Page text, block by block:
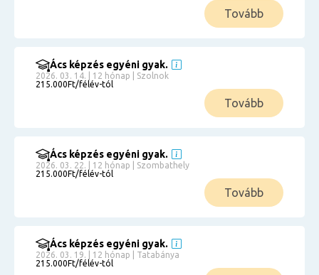
Tovább
Ács képzés egyéni gyak.
2026. 03. 14. | 12 hónap | Szolnok
215.000Ft/félév-tól
Tovább
Ács képzés egyéni gyak.
2026. 03. 22. | 12 hónap | Szombathely
215.000Ft/félév-tól
Tovább
Ács képzés egyéni gyak.
2026. 03. 19. | 12 hónap | Tatabánya
215.000Ft/félév-tól